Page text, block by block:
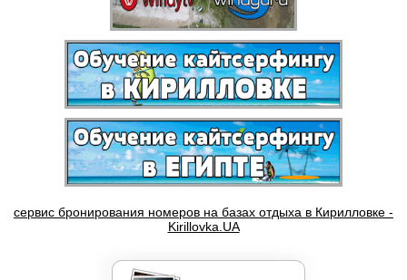
Кайты F-ONE BANDIT
сервис бронирования номеров на базах отдыха в Кирилловке -
Kirillovka.UA